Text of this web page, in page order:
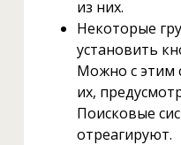
из них.
Некоторые
установить
Можно с этим
их,
Поисковые
отреагируют.